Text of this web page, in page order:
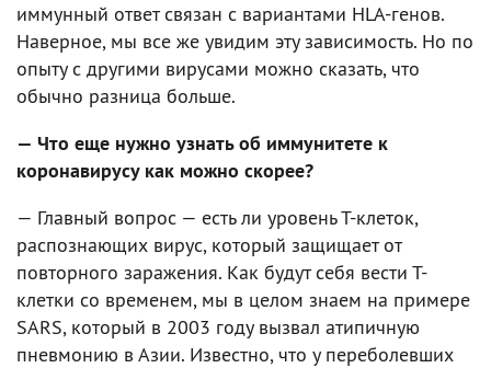
иммунный ответ связан с вариантами HLA-генов.
Наверное, мы все же увидим эту зависимость. Но по
опыту с другими вирусами можно сказать, что
обычно разница больше.
— Что еще нужно узнать об иммунитете к
коронавирусу как можно скорее?
— Главный вопрос — есть ли уровень Т-клеток,
распознающих вирус, который защищает от
повторного заражения. Как будут себя вести Т-
клетки со временем, мы в целом знаем на примере
SARS, который в 2003 году вызвал атипичную
пневмонию в Азии. Известно, что у переболевших